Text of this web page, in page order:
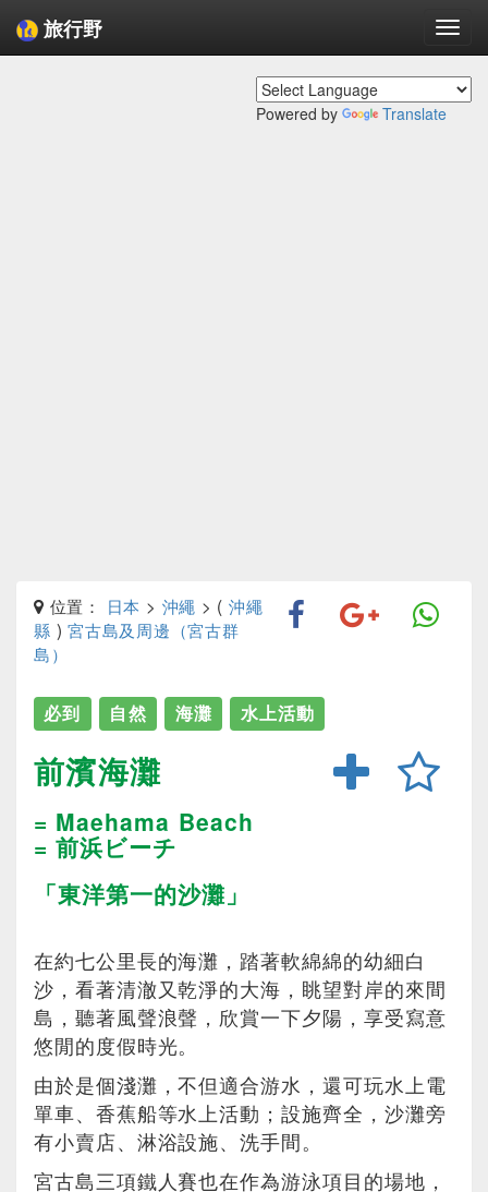
旅行野
Powered by Translate
位置： 日本 > 沖繩 > ( 沖繩
縣 )宮古島及周邊（宮古群
島）
必到 自然 海灘 水上活動
前濱海灘
= Maehama Beach
= 前浜ビーチ
「東洋第一的沙灘」
在約七公里長的海灘，踏著軟綿綿的幼細白
沙，看著清澈又乾淨的大海，眺望對岸的來間
島，聽著風聲浪聲，欣賞一下夕陽，享受寫意
悠閒的度假時光。
由於是個淺灘，不但適合游水，還可玩水上電
單車、香蕉船等水上活動；設施齊全，沙灘旁
有小賣店、淋浴設施、洗手間。
宮古島三項鐵人賽也在作為游泳項目的場地，